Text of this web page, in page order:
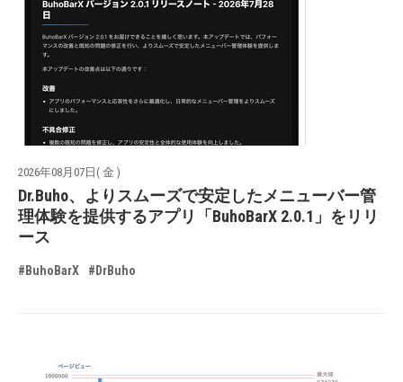
2026年08月07日( 金 )
Dr.Buho、よりスムーズで安定したメニューバー管
理体験を提供するアプリ「BuhoBarX 2.0.1」をリリ
ース
#BuhoBarX #DrBuho